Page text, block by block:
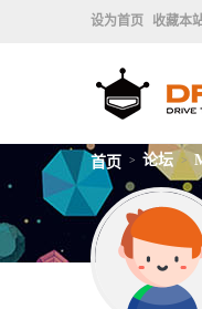
设为首页 收藏本
首页 > 论坛 >